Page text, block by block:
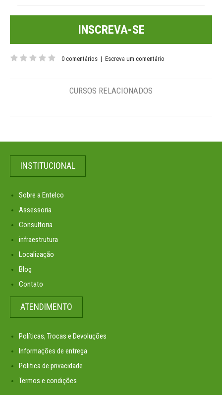
INSCREVA-SE
0 comentários | Escreva um comentário
CURSOS RELACIONADOS
INSTITUCIONAL
Sobre a Entelco
Assessoria
Consultoria
infraestrutura
Localização
Blog
Contato
ATENDIMENTO
Políticas, Trocas e Devoluções
Informações de entrega
Politica de privacidade
Termos e condições